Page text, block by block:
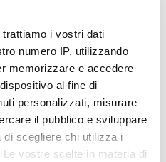
trattiamo i vostri dati
numero IP, utilizzando
memorizzare e accedere
al fine di
personalizzati, misurare
il pubblico e sviluppare
scegliere chi utilizza i
vostre scelte in materia di